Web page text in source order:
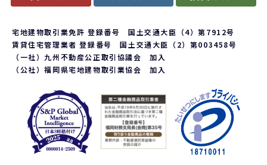
宅地建物取引業免許 登録番号 国土交通大臣（4）第7912号
賃貸住宅管理業者 登録番号 国土交通大臣（2）第003458号
（一社）九州不動産公正取引協議会 加入
（公社）福岡県宅地建物取引業協会 加入